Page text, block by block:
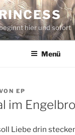
hier und sofort
Menü
EP
im
Liebe drin